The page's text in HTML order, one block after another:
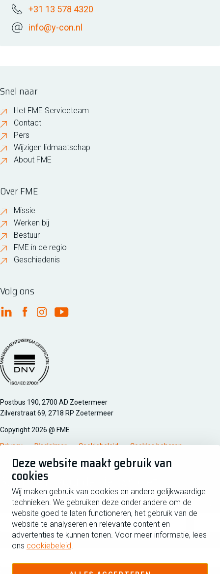
Deze website maakt gebruik van
cookies
Wij maken gebruik van cookies en andere gelijkwaardige
technieken. We gebruiken deze onder andere om de
website goed te laten functioneren, het gebruik van de
website te analyseren en relevante content en
advertenties te kunnen tonen. Voor meer informatie, lees
ons cookiebeleid.
+31 13 578 4320
info@y-con.nl
Snel naar
Het FME Serviceteam
Contact
Pers
Wijzigen lidmaatschap
About FME
Over FME
Missie
Werken bij
Bestuur
FME in de regio
Geschiedenis
Volg ons
FME Linkedin
FME Facebook
FME Instagram
FME Youtube
Managementsyteem certificatie DNV iso/iec 27001
Postbus 190, 2700 AD Zoetermeer
Zilverstraat 69, 2718 RP Zoetermeer
Copyright 2026 @ FME
Privacy Disclaimer Cookiebeleid Cookies beheren
Schrijf je in voor de nieuwsbrief
Voornaam
Achternaam